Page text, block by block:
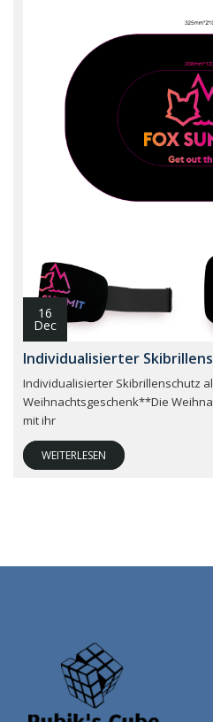
16
Dec
Individualisierter
Individualisierter Skibrillenschutz
Weihnachtsgeschenk**Die
mit ihr
WEITERLESEN